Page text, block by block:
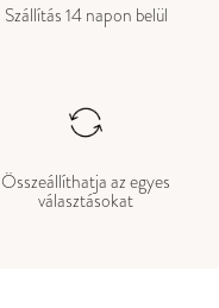
Szállítás 14 napon belül
Összeállíthatja az egyes
választásokat